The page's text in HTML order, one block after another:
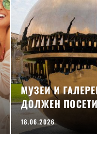
МУЗЕИ И
ДОЛЖЕН
18.06.2026